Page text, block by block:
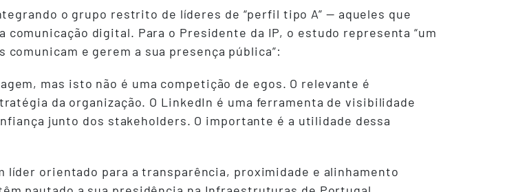
o grupo restrito de líderes de “perfil tipo A” — aqueles que
digital. Para o Presidente da IP, o estudo representa “um
e gerem a sua presença pública”:
mas isto não é uma competição de egos. O relevante é
da organização. O LinkedIn é uma ferramenta de visibilidade
junto dos stakeholders. O importante é a utilidade dessa
líder orientado para a transparência, proximidade e alinhamento